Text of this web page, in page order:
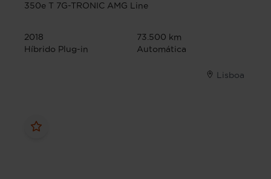
350e T 7G-TRONIC AMG Line
2018
73.500 km
Híbrido Plug-in
Automática
Lisboa